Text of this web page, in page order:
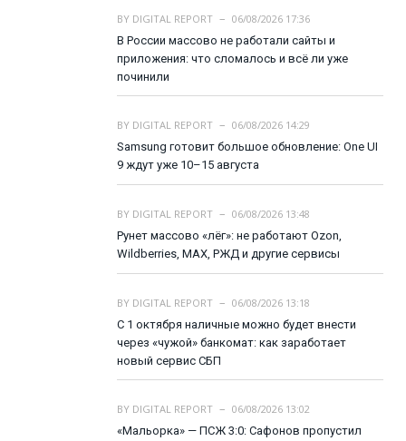
BY DIGITAL REPORT
06/08/2026 17:36
В России массово не работали сайты и
приложения: что сломалось и всё ли уже
починили
BY DIGITAL REPORT
06/08/2026 14:29
Samsung готовит большое обновление: One UI
9 ждут уже 10–15 августа
BY DIGITAL REPORT
06/08/2026 13:48
Рунет массово «лёг»: не работают Ozon,
Wildberries, MAX, РЖД и другие сервисы
BY DIGITAL REPORT
06/08/2026 13:18
С 1 октября наличные можно будет внести
через «чужой» банкомат: как заработает
новый сервис СБП
BY DIGITAL REPORT
06/08/2026 13:02
«Мальорка» — ПСЖ 3:0: Сафонов пропустил